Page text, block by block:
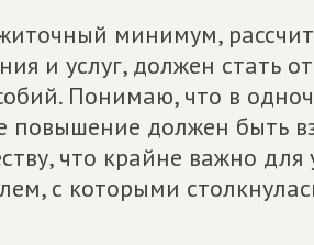
минимум,
и услуг, должен стать
Понимаю, что в
повышение должен быть
что крайне важно
с которыми